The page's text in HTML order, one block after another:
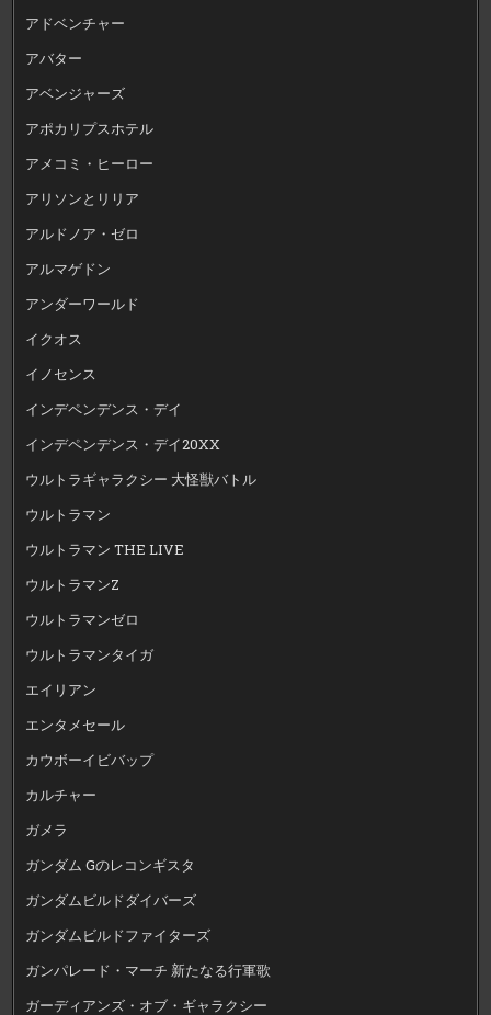
アドベンチャー
アバター
アベンジャーズ
アポカリプスホテル
アメコミ・ヒーロー
アリソンとリリア
アルドノア・ゼロ
アルマゲドン
アンダーワールド
イクオス
イノセンス
インデペンデンス・デイ
インデペンデンス・デイ20XX
ウルトラギャラクシー 大怪獣バトル
ウルトラマン
ウルトラマン THE LIVE
ウルトラマンZ
ウルトラマンゼロ
ウルトラマンタイガ
エイリアン
エンタメセール
カウボーイビバップ
カルチャー
ガメラ
ガンダム Gのレコンギスタ
ガンダムビルドダイバーズ
ガンダムビルドファイターズ
ガンパレード・マーチ 新たなる行軍歌
ガーディアンズ・オブ・ギャラクシー